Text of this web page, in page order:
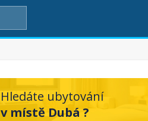
Hledáte ubytování
v místě Dubá ?